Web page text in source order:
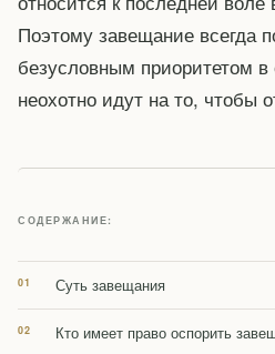
Поэтому завещание всегда
безусловным приоритетом
неохотно идут на то, чтобы
СОДЕРЖАНИЕ:
Суть завещания
Кто имеет право оспорить